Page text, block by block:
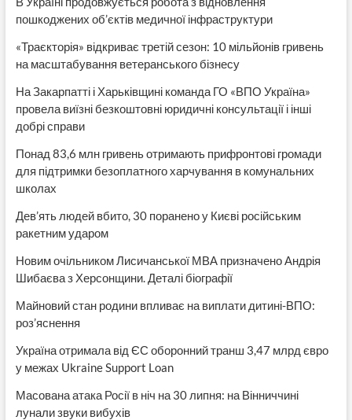
пошкоджених об’єктів медичної інфраструктури
«Траєкторія» відкриває третій сезон: 10 мільйонів гривень
на масштабування ветеранського бізнесу
На Закарпатті і Харьківщині команда ГО «ВПО Україна»
провела виїзні безкоштовні юридичні консультації і інші
добрі справи
Понад 83,6 млн гривень отримають прифронтові громади
для підтримки безоплатного харчування в комунальних
школах
Дев’ять людей вбито, 30 поранено у Києві російським
ракетним ударом
Новим очільником Лисичанської МВА призначено Андрія
Шибаєва з Херсонщини. Деталі біографії
Майновий стан родини впливає на виплати дитині-ВПО:
роз’яснення
Україна отримала від ЄС оборонний транш 3,47 млрд євро
у межах Ukraine Support Loan
Масована атака Росії в ніч на 30 липня: на Вінниччині
лунали звуки вибухів